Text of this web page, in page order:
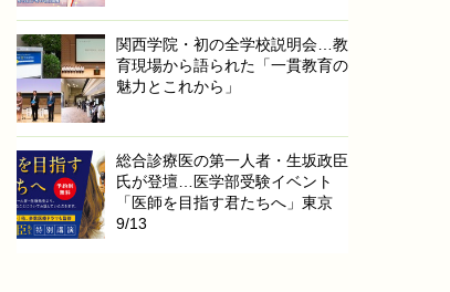
関西学院・初の全学校説明会…教
育現場から語られた「一貫教育の
魅力とこれから」
総合診療医の第一人者・生坂政臣
氏が登壇…医学部受験イベント
「医師を目指す君たちへ」東京
9/13